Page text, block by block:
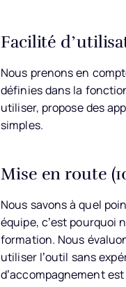
Facilité
Nous prenons en
définies dans la
utiliser, propose des
simples.
Mise en route
Nous savons à quel
équipe, c’est pourquoi
formation. Nous
utiliser l’outil sans
d’accompagnement